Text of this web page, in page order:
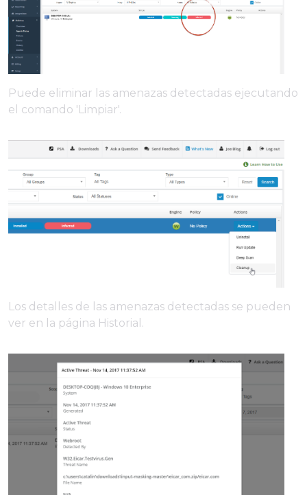
Puede eliminar las amenazas detectadas ejecutando
el comando 'Limpiar'.
Los detalles de las amenazas detectadas se pueden
ver en la página Historial.